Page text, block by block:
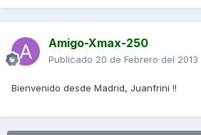
Amigo-Xmax-250
Publicado 20 de Febrero del 2013
Bienvenido desde Madrid, Juanfrini !!